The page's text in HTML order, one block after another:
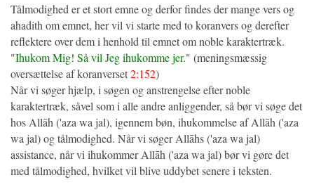
Tålmodighed er et stort emne og derfor findes der mange vers og
ahadith om emnet, her vil vi starte med to koranvers og derefter
reflektere over dem i henhold til emnet om noble karaktertræk.
"Ihukom Mig! Så vil Jeg ihukomme jer." (meningsmæssig
oversættelse af koranverset2:152)
Når vi søger hjælp, i søgen og anstrengelse efter noble
karaktertræk, såvel som i alle andre anliggender, så bør vi søge det
hos Allāh ('aza wa jal), igennem bøn, ihukommelse af Allāh ('aza
wa jal) og tålmodighed. Når vi søger Allāhs ('aza wa jal)
assistance, når vi ihukommer Allāh ('aza wa jal) bør vi gøre det
med tålmodighed, hvilket vil blive uddybet senere i teksten.